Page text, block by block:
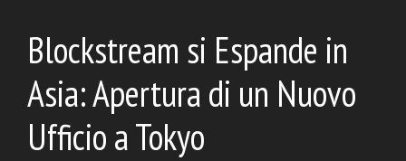
Blockstream si Espande in
Asia: Apertura di un Nuovo
Ufficio a Tokyo